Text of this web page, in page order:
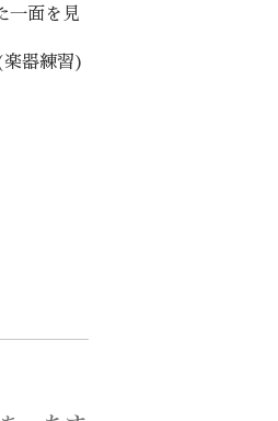
一面を見
器練習)